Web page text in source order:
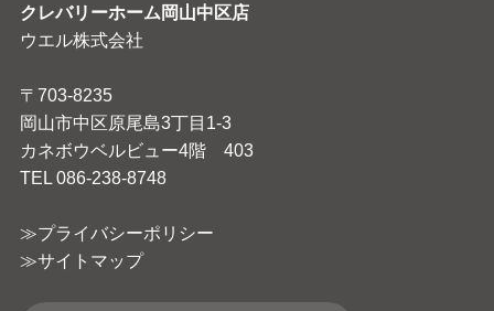
クレバリーホーム岡山中区店
ウエル株式会社
〒703-8235
岡山市中区原尾島3丁目1-3
カネボウベルビュー4階 403
TEL 086-238-8748
≫プライバシーポリシー
≫サイトマップ